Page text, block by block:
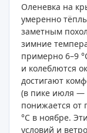
Оленевка на
умеренно
заметным
зимние
примерно 6–9
и колеблются
достигают
(в пике июля —
понижается от
°C в ноябре.
условий и